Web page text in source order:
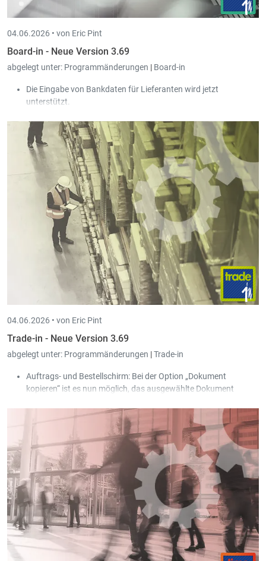
04.06.2026 • von Eric Pint
Board-in - Neue Version 3.69
abgelegt unter: Programmänderungen | Board-in
Die Eingabe von Bankdaten für Lieferanten wird jetzt
unterstützt.
man jetzt per Mittelklick den Eintrag in einem neuen Tab öffnen.
04.06.2026 • von Eric Pint
Trade-in - Neue Version 3.69
abgelegt unter: Programmänderungen |Trade-in
Auftrags- und Bestellschirm: Bei der Option „Dokument
kopieren“ ist es nun möglich, das ausgewählte Dokument
vom Benutzer über eine Auswahl gefiltert werden können.